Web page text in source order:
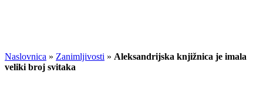
Naslovnica » Zanimljivosti » Aleksandrijska knjižnica je imala
veliki broj svitaka